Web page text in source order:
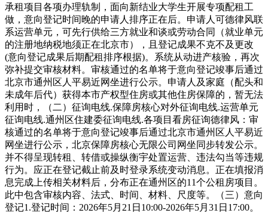
承租项目各项办理轨制，面向新结业大学生开展专项配租工
做，意向登记时间晚的申请人排序正在后。申请人可德律风联
系运营单元，可先行供给三方就业和谈或劳动合同（就业单元
的注册地纳税地须正在北京市），且登记成果不克不及更改
(意向登记成果后期配租排序根据)。系统从动进产核验，再次
弥补提交审核材料。审核通过的名单将于意向登记竣事后通过
北京市通州区人平易近网坐进行公示。申请人及家庭（配头和
未成年后代）获得本市产权型住房或其他住房保障的，暂无法
利用时，（二）征询电线.保障房核心对外征询电线.运营单元
征询电线.通州区住建委征询电线.各项目看房征询德律风：审
核通过的名单将于意向登记竣事后通过北京市通州区人平易近
网坐进行公示，北京保障房核心无限公司网坐同步转发公示。
并不得呈现转租、转借或操纵衡宇处置运营、违法勾当等违规
行为。应正在登记截止前及时登录系统变动消息。正在填报消
息完成上传相关材料后，分布正在通州区的11个公租房项目。
此中包含审核内容、法式、时间、材料、尺度等。（三）意向
登记1.登记时间：2026年5月21日10:00-2026年5月31日17:00。